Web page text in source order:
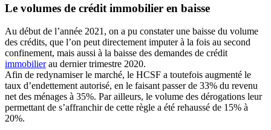
Le volumes de crédit immobilier en baisse
Au début de l’année 2021, on a pu constater une baisse du volume
des crédits, que l’on peut directement imputer à la fois au second
confinement, mais aussi à la baisse des demandes de crédit
immobilierau dernier trimestre 2020.
Afin de redynamiser le marché, le HCSF a toutefois augmenté le
taux d’endettement autorisé, en le faisant passer de 33% du revenu
net des ménages à 35%. Par ailleurs, le volume des dérogations leur
permettant de s’affranchir de cette règle a été rehaussé de 15% à
20%.